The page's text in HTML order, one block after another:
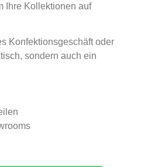
Ihre Kollektionen auf
Konfektionsgeschäft oder
sondern auch ein